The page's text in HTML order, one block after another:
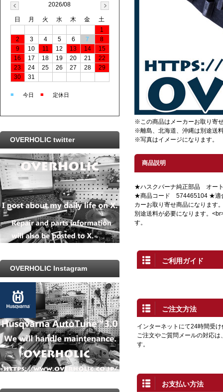
※この商品はメーカーお取り寄
※離島、北海道、沖縄は別途送
※写真はイメージになります。
商品説明
★ハスクバーナ純正部品 オー
★商品コード 574465104 ★適
カーお取り寄せ商品になります
別途送料が必要になります。
す。
ご利用ガイド
ご注文方法
インターネットにて24時間受
ご注文やご質問メールの対応
す。
お支払い方法
2026/08
日 月 火 水 木 金
土
1
2
3 4 5 6 7
8
9
10 11 12 13 14
15
16
17 18 19 20 21
22
23
24 25 26 27 28
29
30
31
■ 今日 ■ 定休日
OVERHOLIC twitter
OVERHOLIC Instagram